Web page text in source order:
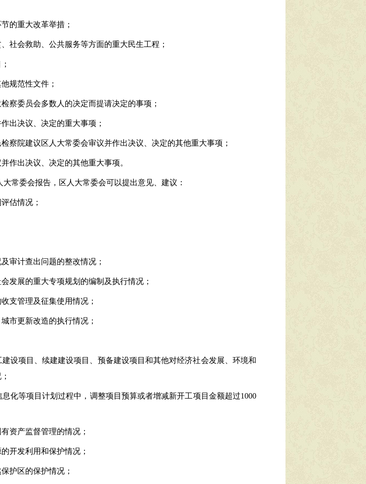
的重大改革举措；
社会救助、公共服务等方面的重大民生工程；
规范性文件；
察委员会多数人的决定而提请决定的事项；
出决议、决定的重大事项；
察院建议区人大常委会审议并作出决议、决定的其他重大事项；
作出决议、决定的其他重大事项。
常委会报告，区人大常委会可以提出意见、建议：
估情况；
审计查出问题的整改情况；
发展的重大专项规划的编制及执行情况；
支管理及征集使用情况；
市更新改造的执行情况；
建设项目、续建建设项目、预备建设项目和其他对经济社会发展、环境和
化等项目计划过程中，调整项目预算或者增减新开工项目金额超过1000
资产监督管理的情况；
开发利用和保护情况；
护区的保护情况；